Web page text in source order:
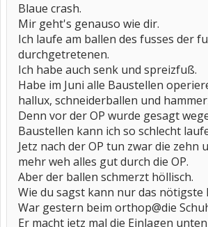
Blaue crash.
Mir geht's genauso wie dir.
Ich laufe am ballen des fusses der
durchgetretenen.
Ich habe auch senk und spreizfuß.
Habe im Juni alle Baustellen
hallux, schneiderballen und
Denn vor der OP wurde gesagt
Baustellen kann ich so schlecht
Jetz nach der OP tun zwar die zehn
mehr weh alles gut durch die OP.
Aber der ballen schmerzt höllisch.
Wie du sagst kann nur das nötigste
War gestern beim orthop@die
Er macht jetz mal die Einlagen